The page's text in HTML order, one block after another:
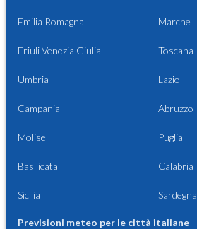
Emilia Romagna Marche
Friuli Venezia Giulia Toscana
Umbria Lazio
Campania Abruzzo
Molise Puglia
Basilicata Calabria
Sicilia Sardegna
Previsioni meteo per le città italiane